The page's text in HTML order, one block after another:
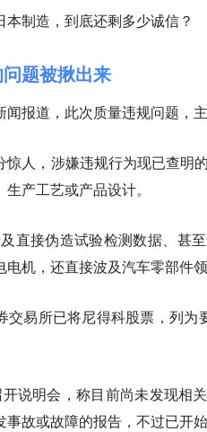
本制造，到底还剩多少诚信？
题被揪出来
闻报道，此次质量违规问题，
惊人，涉嫌违规行为现已查明
产工艺或产品设计。
直接伪造试验检测数据、甚
电机，还直接波及汽车零部件
交易所已将尼得科股票，列为
说明会，称目前尚未发现相
事故或故障的报告，不过已开